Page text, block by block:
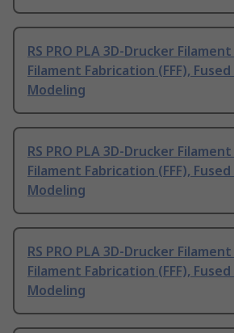
RS PRO PLA 3D-Drucker
Filament Fabrication (FFF),
Modeling
RS PRO PLA 3D-Drucker
Filament Fabrication (FFF),
Modeling
RS PRO PLA 3D-Drucker
Filament Fabrication (FFF),
Modeling